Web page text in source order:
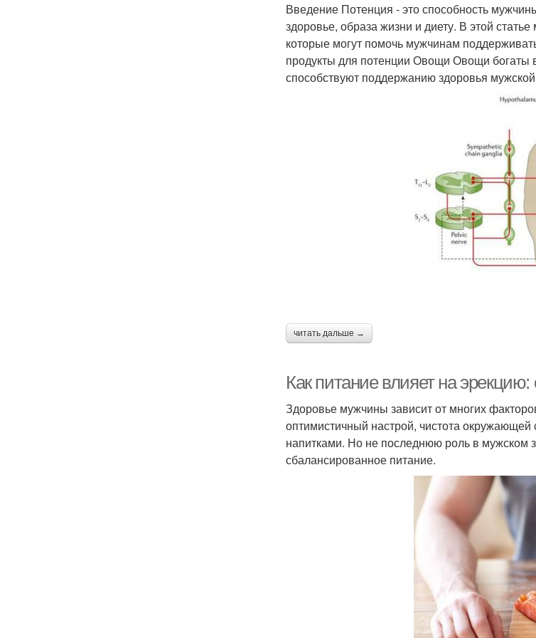
Введение Потенция - это способность
здоровье, образа жизни и диету. В этой
которые могут помочь мужчинам
продукты для потенции Овощи Овощи богаты
способствуют поддержанию здоровья
читать дальше →
Как питание влияет на
Здоровье мужчины зависит от многих
оптимистичный настрой, чистота
напитками. Но не последнюю роль в мужском
сбалансированное питание.